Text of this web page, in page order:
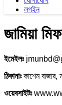
লগইন
জামিয়া
ইমেইলঃ
ঠিকানাঃকাশেম বাজার,
ওয়েবসাইটঃ